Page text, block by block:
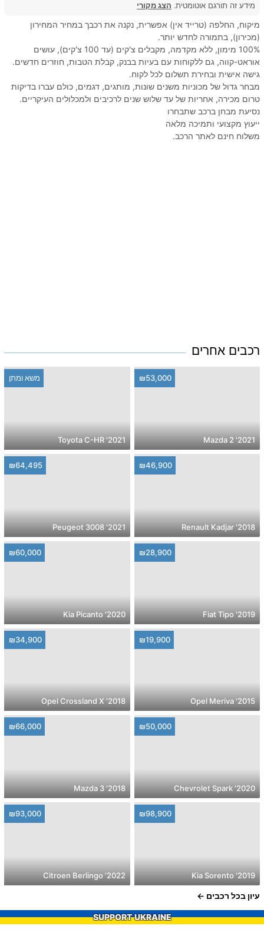
מידע זה תורגם אוטומטית. הצג מקורי
מיקוח, החלפה (טרייד אין) אפשרית, נקנה את רכבך במחיר המחירון
(מכירון), בתמורה לחדש יותר.
100% מימון, ללא מקדמה, מקבלים צ'קים (עד 100 צ'קים), עושים
אוראט-קווה, גם ללקוחות עם בעיות בבנק, קבלת הטבות, חוזרים חדשים.
גישה אישית ובחירת תשלום לכל לקוח.
מבחר גדול של מכוניות משנים שונות, מותגים, דגמים, כולם עברו בדיקות
טרום מכירה, אחריות של עד שלוש שנים לרכיבים ולמכלולים העיקריים.
נסיעת מבחן ברכב שתבחרו
ייעוץ מקצועי ותמיכה מלאה
משלוח חינם לאתר הרכב.
רכבים אחרים
₪53,000
2021' Mazda 2
משא ומתן
2021' Toyota C-HR
₪46,900
2018' Renault Kadjar
₪64,495
2021' Peugeot 3008
₪28,900
2019' Fiat Tipo
₪60,000
2020' Kia Picanto
₪19,900
2015' Opel Meriva
₪34,900
2018' Opel Crossland X
₪50,000
2020' Chevrolet Spark
₪66,000
2018' Mazda 3
₪98,900
2019' Kia Sorento
₪93,000
2022' Citroen Berlingo
עיון בכל רכבים
SUPPORT UKRAINE